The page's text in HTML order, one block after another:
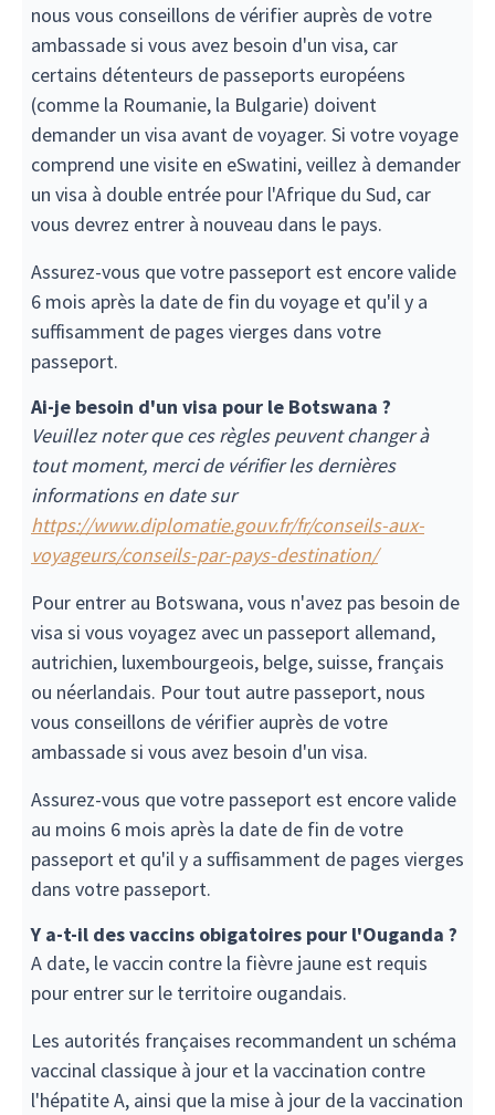
nous vous conseillons de vérifier auprès de votre
ambassade si vous avez besoin d'un visa, car
certains détenteurs de passeports européens
(comme la Roumanie, la Bulgarie) doivent
demander un visa avant de voyager. Si votre voyage
comprend une visite en eSwatini, veillez à demander
un visa à double entrée pour l'Afrique du Sud, car
vous devrez entrer à nouveau dans le pays.
Assurez-vous que votre passeport est encore valide
6 mois après la date de fin du voyage et qu'il y a
suffisamment de pages vierges dans votre
passeport.
Ai-je besoin d'un visa pour le Botswana ?
Veuillez noter que ces règles peuvent changer à
tout moment, merci de vérifier les dernières
informations en date sur
https://www.diplomatie.gouv.fr/fr/conseils-aux-
voyageurs/conseils-par-pays-destination/
Pour entrer au Botswana, vous n'avez pas besoin de
visa si vous voyagez avec un passeport allemand,
autrichien, luxembourgeois, belge, suisse, français
ou néerlandais. Pour tout autre passeport, nous
vous conseillons de vérifier auprès de votre
ambassade si vous avez besoin d'un visa.
Assurez-vous que votre passeport est encore valide
au moins 6 mois après la date de fin de votre
passeport et qu'il y a suffisamment de pages vierges
dans votre passeport.
Y a-t-il des vaccins obigatoires pour l'Ouganda ?
A date, le vaccin contre la fièvre jaune est requis
pour entrer sur le territoire ougandais.
Les autorités françaises recommandent un schéma
vaccinal classique à jour et la vaccination contre
l'hépatite A, ainsi que la mise à jour de la vaccination